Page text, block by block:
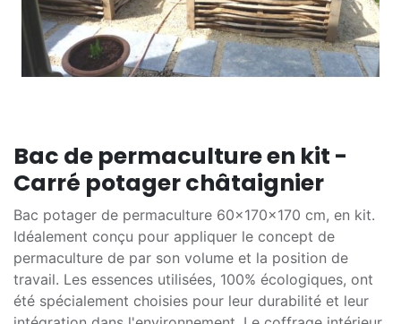
Bac de permaculture en kit -
Carré potager châtaignier
Bac potager de permaculture 60x170x170 cm, en kit.
Idéalement conçu pour appliquer le concept de
permaculture de par son volume et la position de
travail. Les essences utilisées, 100% écologiques, ont
été spécialement choisies pour leur durabilité et leur